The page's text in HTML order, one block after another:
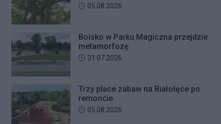
Data dodania artykułu:
05.08.2026
Boisko w Parku Magiczna przejdzie
metamorfozę
Data dodania artykułu:
31.07.2026
Trzy place zabaw na Białołęce po
remoncie
Data dodania artykułu:
05.08.2026